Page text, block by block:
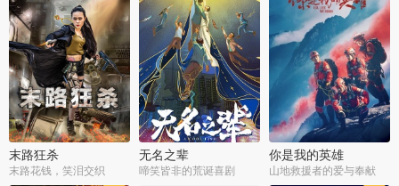
末路狂杀
末路花钱，笑泪交织
无名之辈
啼笑皆非的荒诞喜剧
你是我的英雄
山地救援者的爱与奉献